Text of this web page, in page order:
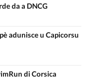
da a DNCG
adunisce u Capicorsu
di Corsica